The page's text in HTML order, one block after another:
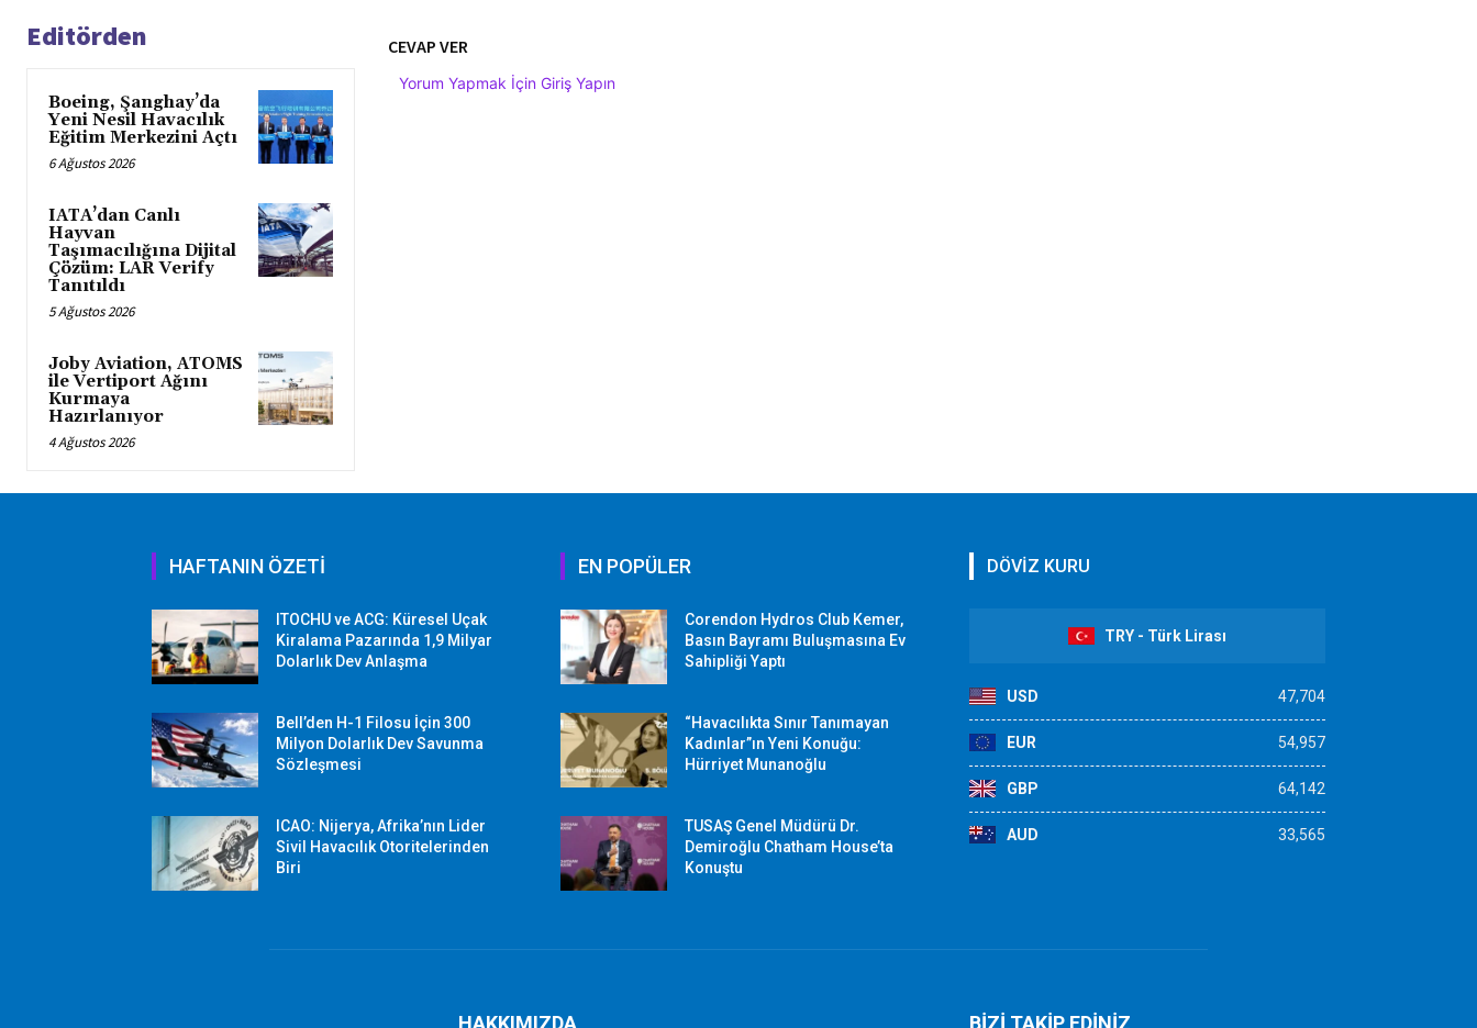
Editörden
Boeing, Şanghay’da
Yeni Nesil Havacılık
Eğitim Merkezini Açtı
6 Ağustos 2026
IATA’dan Canlı
Hayvan
Taşımacılığına Dijital
Çözüm: LAR Verify
Tanıtıldı
5 Ağustos 2026
Joby Aviation, ATOMS
ile Vertiport Ağını
Kurmaya
Hazırlanıyor
4 Ağustos 2026
CEVAP VER
Yorum Yapmak İçin Giriş Yapın
HAFTANIN ÖZETİ
ITOCHU ve ACG: Küresel Uçak
Kiralama Pazarında 1,9 Milyar
Dolarlık Dev Anlaşma
Bell’den H-1 Filosu İçin 300
Milyon Dolarlık Dev Savunma
Sözleşmesi
ICAO: Nijerya, Afrika’nın Lider
Sivil Havacılık Otoritelerinden
Biri
EN POPÜLER
Corendon Hydros Club Kemer,
Basın Bayramı Buluşmasına Ev
Sahipliği Yaptı
“Havacılıkta Sınır Tanımayan
Kadınlar”ın Yeni Konuğu:
Hürriyet Munanoğlu
TUSAŞ Genel Müdürü Dr.
Demiroğlu Chatham House’ta
Konuştu
DÖVİZ KURU
TRY - Türk Lirası
USD 47,704
EUR 54,957
GBP 64,142
AUD 33,565
HAKKIMIZDA BİZİ TAKİP EDİNİZ